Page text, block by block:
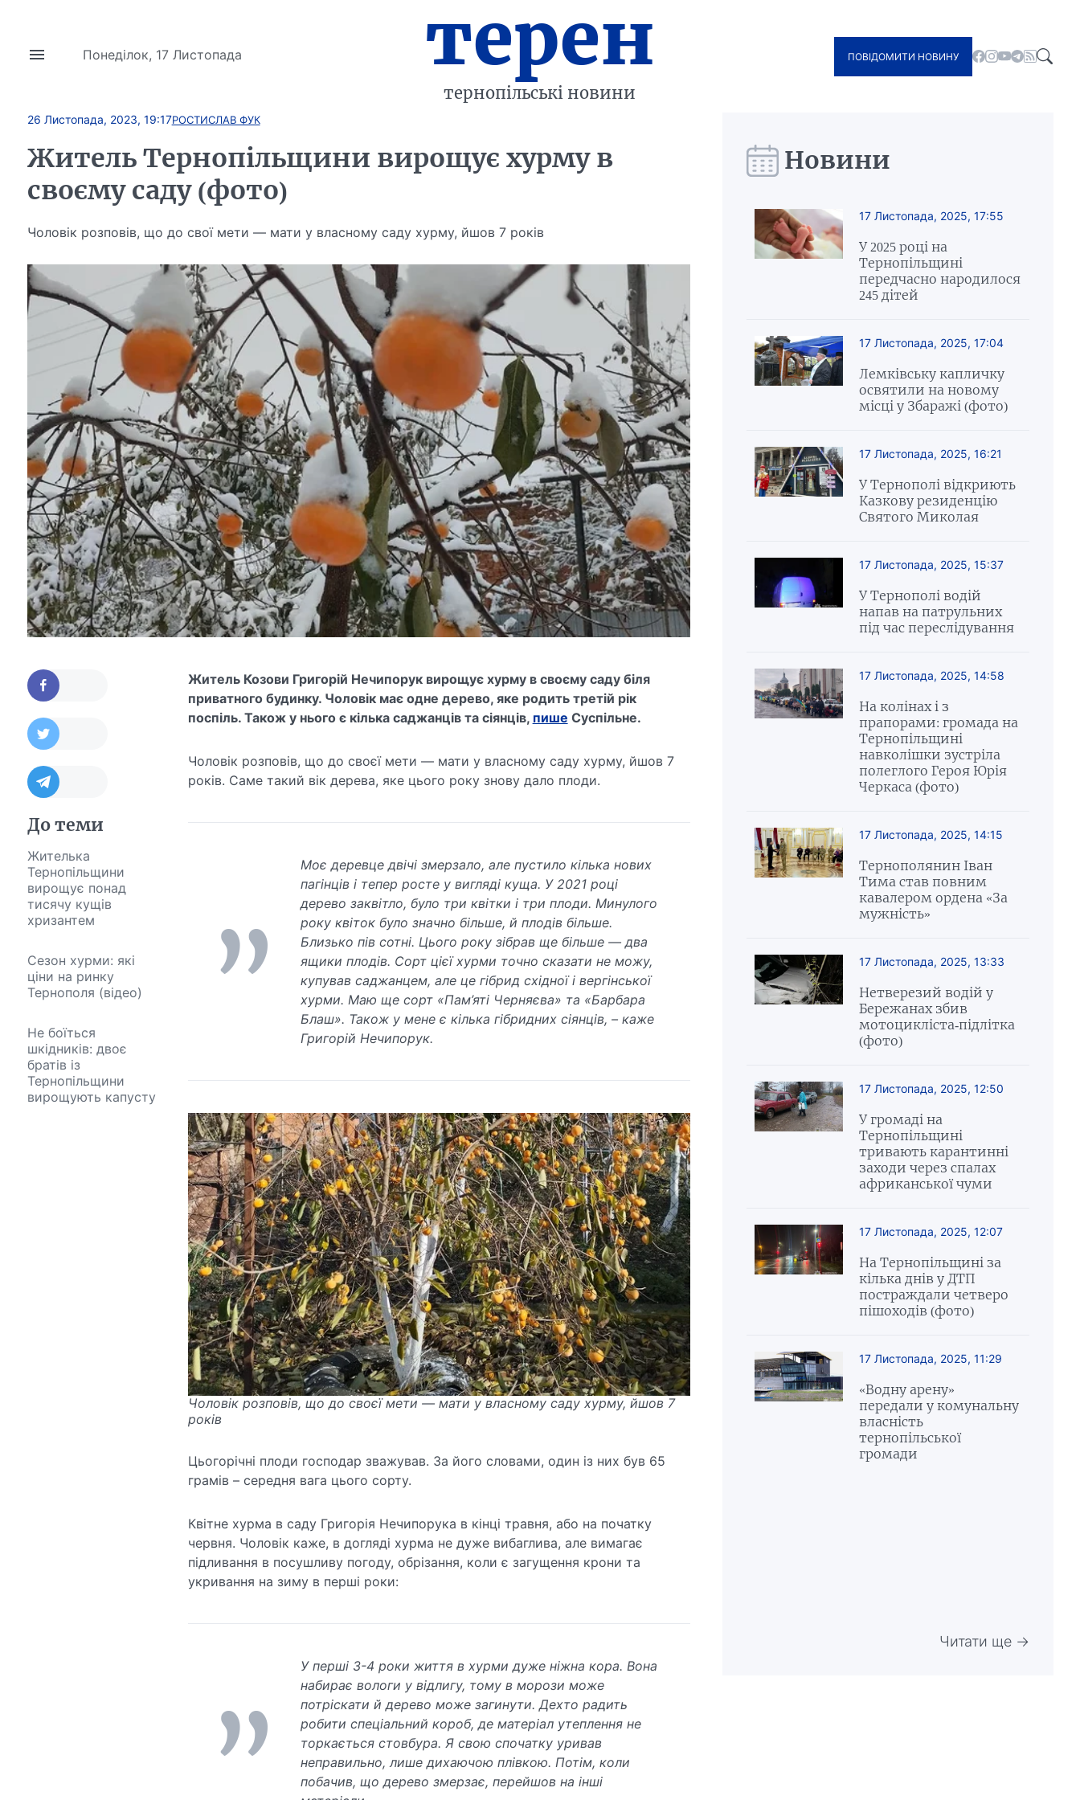
Понеділок, 17 Листопада терен
тернопільські новини
ПОВІДОМИТИ НОВИНУ
26 Листопада, 2023, 19:17РОСТИСЛАВ ФУК
Житель Тернопільщини вирощує хурму в
своєму саду (фото)
Чоловік розповів, що до свої мети — мати у власному саду хурму, йшов 7 років
До теми
Жителька
Тернопільщини
вирощує понад
тисячу кущів
хризантем
Сезон хурми: які
ціни на ринку
Тернополя (відео)
Не боїться
шкідників: двоє
братів із
Тернопільщини
вирощують капусту
Житель Козови Григорій Нечипорук вирощує хурму в своєму саду біля
приватного будинку. Чоловік має одне дерево, яке родить третій рік
поспіль. Також у нього є кілька саджанців та сіянців, пише Суспільне.
Чоловік розповів, що до своєї мети — мати у власному саду хурму, йшов 7
років. Саме такий вік дерева, яке цього року знову дало плоди.
Моє деревце двічі змерзало, але пустило кілька нових
пагінців і тепер росте у вигляді куща. У 2021 році
дерево заквітло, було три квітки і три плоди. Минулого
року квіток було значно більше, й плодів більше.
Близько пів сотні. Цього року зібрав ще більше — два
ящики плодів. Сорт цієї хурми точно сказати не можу,
купував саджанцем, але це гібрид східної і вергінської
хурми. Маю ще сорт «Пам’яті Черняєва» та «Барбара
Блаш». Також у мене є кілька гібридних сіянців, – каже
Григорій Нечипорук.
Чоловік розповів, що до своєї мети — мати у власному саду хурму, йшов 7
років
Цьогорічні плоди господар зважував. За його словами, один із них був 65
грамів – середня вага цього сорту.
Квітне хурма в саду Григорія Нечипорука в кінці травня, або на початку
червня. Чоловік каже, в догляді хурма не дуже вибаглива, але вимагає
підливання в посушливу погоду, обрізання, коли є загущення крони та
укривання на зиму в перші роки:
У перші 3-4 роки життя в хурми дуже ніжна кора. Вона
набирає вологи у відлигу, тому в морози може
потріскати й дерево може загинути. Дехто радить
робити спеціальний короб, де матеріал утеплення не
торкається стовбура. Я свою спочатку уривав
неправильно, лише дихаючою плівкою. Потім, коли
побачив, що дерево змерзає, перейшов на інші
Новини
17 Листопада, 2025, 17:55
У 2025 році на
Тернопільщині
передчасно народилося
245 дітей
17 Листопада, 2025, 17:04
Лемківську капличку
освятили на новому
місці у Збаражі (фото)
17 Листопада, 2025, 16:21
У Тернополі відкриють
Казкову резиденцію
Святого Миколая
17 Листопада, 2025, 15:37
У Тернополі водій
напав на патрульних
під час переслідування
17 Листопада, 2025, 14:58
На колінах і з
прапорами: громада на
Тернопільщині
навколішки зустріла
полеглого Героя Юрія
Черкаса (фото)
17 Листопада, 2025, 14:15
Тернополянин Іван
Тима став повним
кавалером ордена «За
мужність»
17 Листопада, 2025, 13:33
Нетверезий водій у
Бережанах збив
мотоцикліста-підлітка
(фото)
17 Листопада, 2025, 12:50
У громаді на
Тернопільщині
тривають карантинні
заходи через спалах
африканської чуми
17 Листопада, 2025, 12:07
На Тернопільщині за
кілька днів у ДТП
постраждали четверо
пішоходів (фото)
17 Листопада, 2025, 11:29
«Водну арену»
передали у комунальну
власність
тернопільської
громади
Читати ще →